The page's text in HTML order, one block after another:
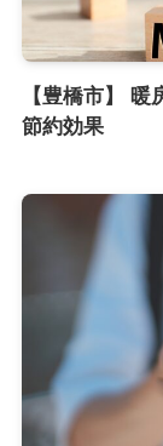
【豊橋市】
節約効果